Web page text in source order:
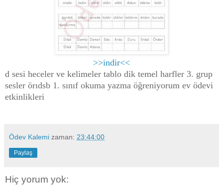
>>indir<<
d sesi heceler ve kelimeler tablo dik temel harfler 3. grup
sesler örıdsb 1. sınıf okuma yazma öğreniyorum ev ödevi
etkinlikleri
Ödev Kalemi zaman: 23:44:00
Paylaş
Hiç yorum yok: